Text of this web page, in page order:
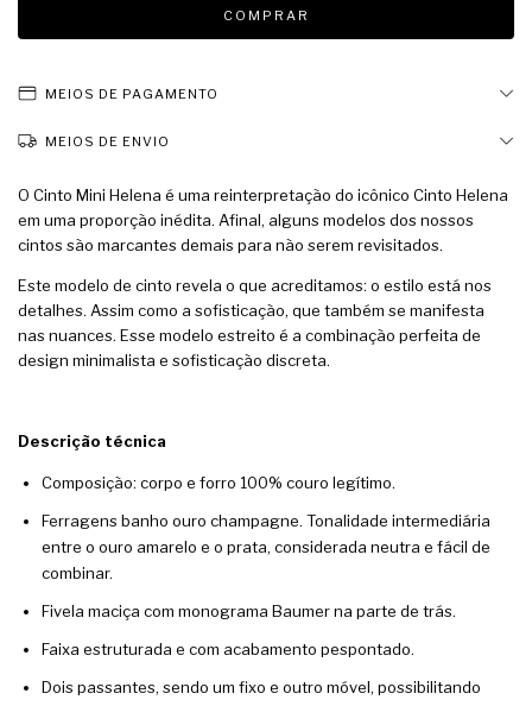
MEIOS DE PAGAMENTO
MEIOS DE ENVIO
O Cinto Mini Helena é uma reinterpretação do icônico Cinto Helena
em uma proporção inédita. Afinal, alguns modelos dos nossos
cintos são marcantes demais para não serem revisitados.ㅤ
Este modelo de cinto revela o que acreditamos: o estilo está nos
detalhes. Assim como a sofisticação, que também se manifesta
nas nuances. Esse modelo estreito é a combinação perfeita de
design minimalista e sofisticação discreta.
Descrição técnica
Composição: corpo e forro 100% couro legítimo.
Ferragens banho ouro champagne. Tonalidade intermediária
entre o ouro amarelo e o prata, considerada neutra e fácil de
combinar.
Fivela maciça com monograma Baumer na parte de trás.
Faixa estruturada e com acabamento pespontado.
Dois passantes, sendo um fixo e outro móvel, possibilitando